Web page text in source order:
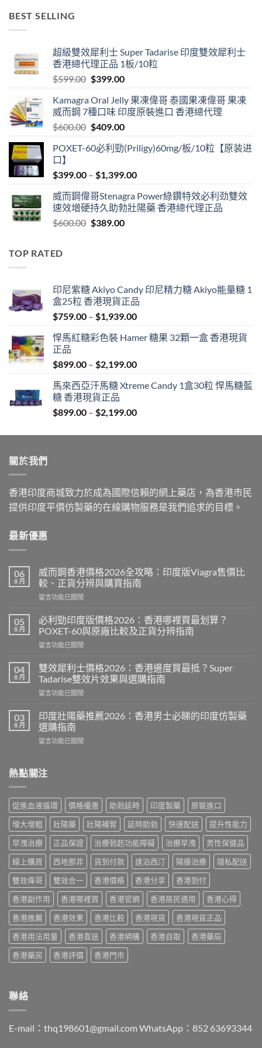
BEST SELLING
超級雙效犀利士 Super Tadarise 印度雙效犀利士
香港總代理正品 1板/10粒
$599.00 Original
was:
$599.00.
$399.00Current
is:
$399.00.
Kamagra Oral Jelly 果凍偉哥 泰國果凍偉哥 果凍
威而鋼 7種口味 印度原裝進口 香港總代理
$600.00 Original
was:
$409.00Current
is:
POXET-60必利勁(Priligy)60mg/板/10粒【原装进
口】
$399.00 – $1,399.00Price
$399.00
through
威而鋼偉哥Stenagra Power綠鑽特效必利劲雙效
速效增硬持久助勃壯陽藥 香港總代理正品
$600.00 Original
$389.00Current
TOP RATED
印尼紫糖 Akiyo Candy 印尼精力糖 Akiyo能量糖 1
盒25粒 香港現貨正品
$759.00 – $1,939.00Price
$759.00
$1,939.00
悍馬紅糖彩色裝 Hamer 糖果 32顆一盒 香港現貨
正品
$899.00 – $2,199.00Price
$899.00
$2,199.00
馬來西亞汗馬糖 Xtreme Candy 1盒30粒 悍馬糖藍
糖 香港現貨正品
$899.00 – $2,199.00Price
$899.00
關於我們
香港印度商城致力於成為國際信賴的網上藥店，為香港市民
提供印度平價仿製藥的在線購物服務是我們追求的目標。
最新優惠
06
8 月
威而鋼香港價格2026全攻略：印度版Viagra售價比
較、正貨分辨與購買指南
在
而
鋼
香
港
格
2026
攻
印
度
Viagra
比
貨
分
辨
與
購
買
指
南〉
中
留言功能已關閉
05
8 月
必利勁印度版價格2026：香港哪裡買最划算？
POXET-60與原廠比較及正貨分辨指南
在
利
勁
印
度
價
格
2026：
香
裡
划
算？
POXET-
60
與
原
廠
比
較
及
正
貨
分
辨
指
南〉
中
留言功能已關閉
04
8 月
雙效犀利士價格2026：香港邊度買最抵？Super
Tadarise雙效片效果與選購指南
在
效
犀
利
士
2026：
邊
度
買
最
抵？
Super
Tadarise
雙
效
片
效
果
與
選
購
指
南〉
留言功能已關閉
03
8 月
印度壯陽藥推薦2026：香港男士必睇的印度仿製藥
選購指南
在
壯
陽
推
薦
2026：
香
港
男
士
必
睇
的
印
度
仿
製
藥
選
購
留言功能已關閉
熱點關注
促進血液循環 價格優惠 助勃延時 印度製藥
原裝進口
增大增粗
壯陽藥 壯陽補腎 延時助勃 快速配送
提升性能力
早洩治療
正品保證 治療勃起功能障礙 治療早洩
男性保健品
線上購買
西地那非 貨到付款 達泊西汀 陽痿治療
隱私配送
雙效偉哥
雙效合一 香港價格 香港分享
香港到付
香港副作用
香港哪裡買 香港官網 香港居民適用
香港心得
香港推薦
香港效果 香港比較 香港現貨
香港現貨正品
香港用法用量
香港直送 香港網購 香港自取
香港藥局
香港藥房
香港評價 香港門市
聯絡
E-mail： thq198601@gmail.com WhatsApp：852 63693344